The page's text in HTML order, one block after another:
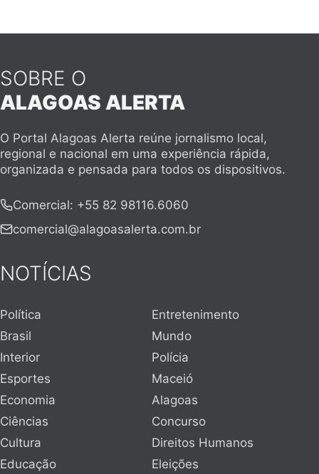
SOBRE O
ALAGOAS ALERTA
O Portal Alagoas Alerta reúne jornalismo local,
regional e nacional em uma experiência rápida,
organizada e pensada para todos os dispositivos.
Comercial: +55 82 98116.6060
comercial@alagoasalerta.com.br
NOTÍCIAS
Política
Entretenimento
Brasil
Mundo
Interior
Polícia
Esportes
Maceió
Economia
Alagoas
Ciências
Concurso
Cultura
Direitos Humanos
Educação
Eleições